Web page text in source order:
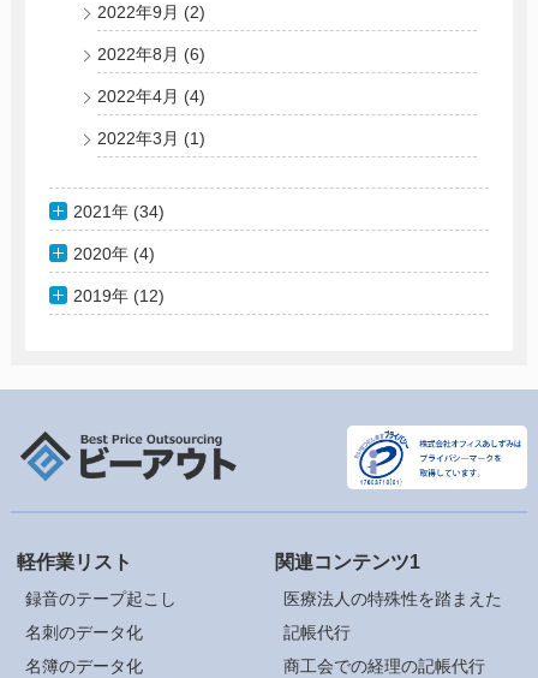
2022年9月 (2)
2022年8月 (6)
2022年4月 (4)
2022年3月 (1)
2021年 (34)
2020年 (4)
2019年 (12)
軽作業リスト
録音のテープ起こし
名刺のデータ化
名簿のデータ化
関連コンテンツ1
医療法人の特殊性を踏まえた
記帳代行
商工会での経理の記帳代行